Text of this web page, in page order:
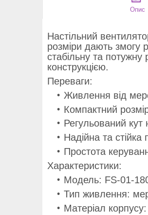
Опис
Настільний
розміри дають змогу
стабільну та
конструкцією.
Переваги:
Живлення від
Компактний
Регульований кут
Надійна та стійка
Простота
Характеристики:
Модель: FS-01-
Тип живлення:
Матеріал